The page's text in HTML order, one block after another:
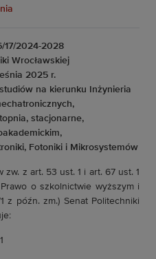
17/2024-2028
Wrocławskiej
2025 r.
na kierunku Inżynieria
stacjonarne,
Fotoniki i Mikrosystemów
zw. z art. 53 ust. 1 i art. 67 ust. 1
o szkolnictwie wyższym i
z późn. zm.) Senat Politechniki